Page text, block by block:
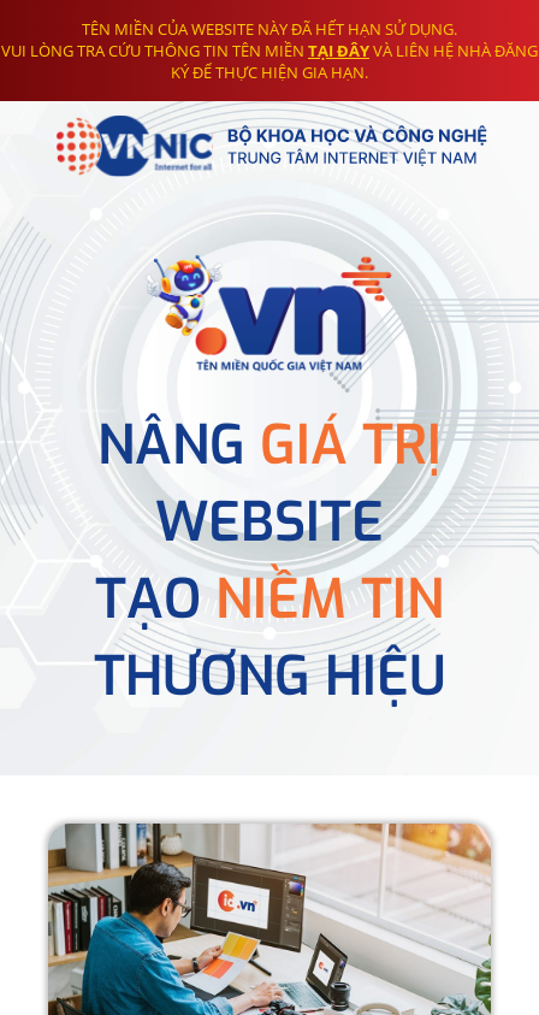
TÊN MIỀN CỦA WEBSITE NÀY ĐÃ HẾT HẠN SỬ DỤNG.
VUI LÒNG TRA CỨU THÔNG TIN TÊN MIỀN TẠI ĐÂYVÀ LIÊN HỆ NHÀ ĐĂNG
KÝ ĐỂ THỰC HIỆN GIA HẠN.
NÂNG GIÁ TRỊ
WEBSITE
TẠONIỀM TIN
THƯƠNG HIỆU